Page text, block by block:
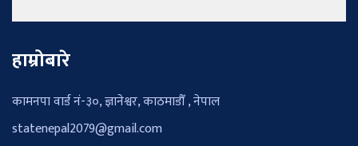
हाम्रोबारे
कामनपा वार्ड नं-३०, ज्ञानेश्वर, काठमाडौँ , नेपाल
statenepal2079@gmail.com